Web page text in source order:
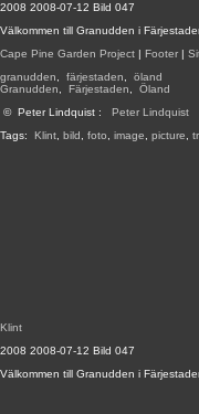
2008 2008-07-12 Bild 047
Välkommen till Granudden i
Cape Pine Garden Project | Footer |
granudden
färjestaden
öland
Granudden
Färjestaden
Öland
© Peter Lindquist : Peter Lindquist
Tags: Klint bild foto image picture
Klint
2008 2008-07-12 Bild 047
Välkommen till Granudden i